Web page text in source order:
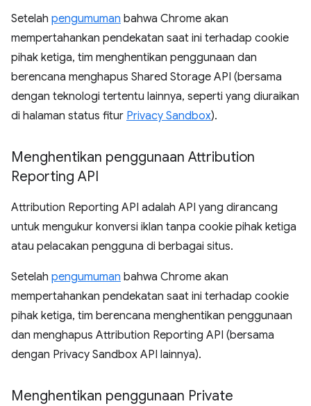
Setelah pengumuman bahwa Chrome akan
mempertahankan pendekatan saat ini terhadap cookie
pihak ketiga, tim menghentikan penggunaan dan
berencana menghapus Shared Storage API (bersama
dengan teknologi tertentu lainnya, seperti yang diuraikan
di halaman status fitur Privacy Sandbox).
Menghentikan penggunaan Attribution
Reporting API
Attribution Reporting API adalah API yang dirancang
untuk mengukur konversi iklan tanpa cookie pihak ketiga
atau pelacakan pengguna di berbagai situs.
Setelah pengumuman bahwa Chrome akan
mempertahankan pendekatan saat ini terhadap cookie
pihak ketiga, tim berencana menghentikan penggunaan
dan menghapus Attribution Reporting API (bersama
dengan Privacy Sandbox API lainnya).
Menghentikan penggunaan Private